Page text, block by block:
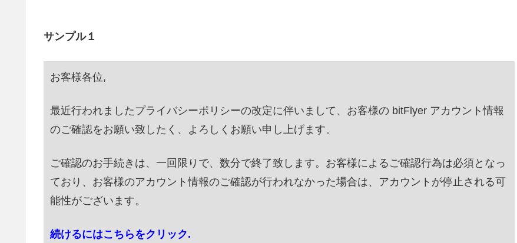
サンプル１
お客様各位,
最近行われましたプライバシーポリシーの改定に伴いまして、お客様の bitFlyer アカウント情報
のご確認をお願い致したく、よろしくお願い申し上げます。
ご確認のお手続きは、一回限りで、数分で終了致します。お客様によるご確認行為は必須となっ
ており、お客様のアカウント情報のご確認が行われなかった場合は、アカウントが停止される可
能性がございます。
続けるにはこちらをクリック.